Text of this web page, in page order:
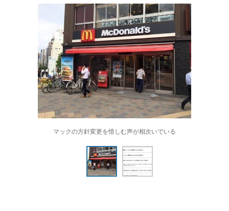
マックの方針変更を惜しむ声が相次いでいる